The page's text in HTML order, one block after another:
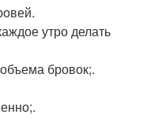
утро делать
бровок;.